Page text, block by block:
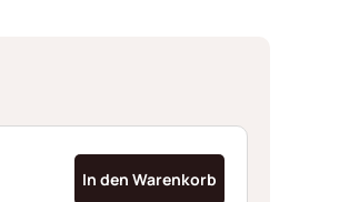
In den Warenkorb